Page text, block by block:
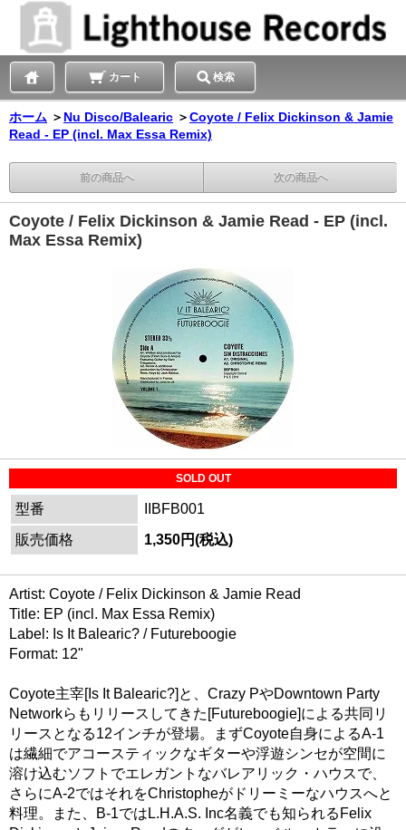
カート 検索
ホーム ＞ Nu Disco/Balearic ＞Coyote / Felix Dickinson & Jamie
Read - EP (incl. Max Essa Remix)
前の商品へ 次の商品へ
Coyote / Felix Dickinson & Jamie Read - EP (incl.
Max Essa Remix)
SOLD OUT
型番
IIBFB001
販売価格
1,350円(税込)
Artist: Coyote / Felix Dickinson & Jamie Read
Title: EP (incl. Max Essa Remix)
Label: Is It Balearic? / Futureboogie
Format: 12"
Coyote主宰[Is It Balearic?]と、Crazy PやDowntown Party
Networkらもリリースしてきた[Futureboogie]による共同リ
リースとなる12インチが登場。まずCoyote自身によるA-1
は繊細でアコースティックなギターや浮遊シンセが空間に
溶け込むソフトでエレガントなバレアリック・ハウスで、
さらにA-2ではそれをChristopheがドリーミーなハウスへと
料理。また、B-1ではL.H.A.S. Inc名義でも知られるFelix